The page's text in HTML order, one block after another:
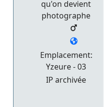
qu'on devient
photographe
Emplacement:
Yzeure - 03
IP archivée